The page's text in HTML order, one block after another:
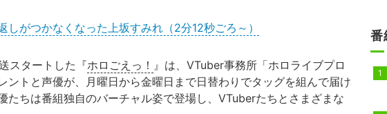
しがつかなくなった上坂すみれ（2分12秒ごろ～）
スタートした『ホロごえっ！ 』は、VTuber事務所「ホロライブプロ
ントと声優が、月曜日から金曜日まで日替わりでタッグを組んで届け
たちは番組独自のバーチャル姿で登場し、VTuberたちとさまざまな
番